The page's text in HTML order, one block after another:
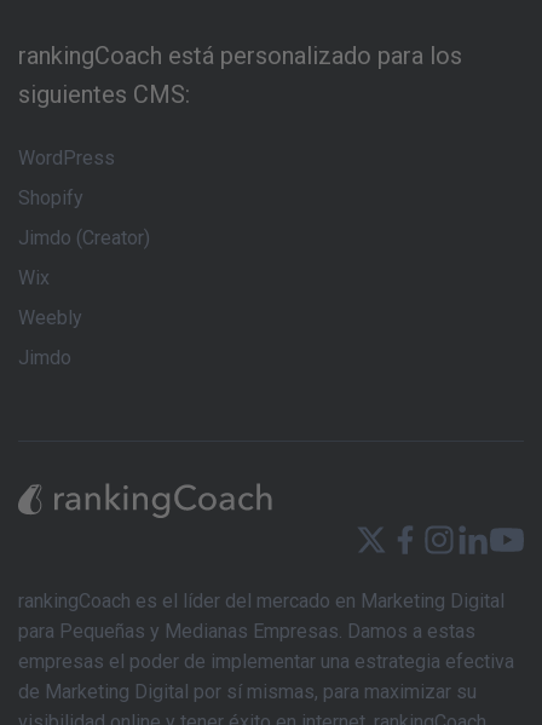
rankingCoach está personalizado para los
siguientes CMS:
WordPress
Shopify
Jimdo (Creator)
Wix
Weebly
Jimdo
rankingCoach es el líder del mercado en Marketing Digital
para Pequeñas y Medianas Empresas. Damos a estas
empresas el poder de implementar una estrategia efectiva
de Marketing Digital por sí mismas, para maximizar su